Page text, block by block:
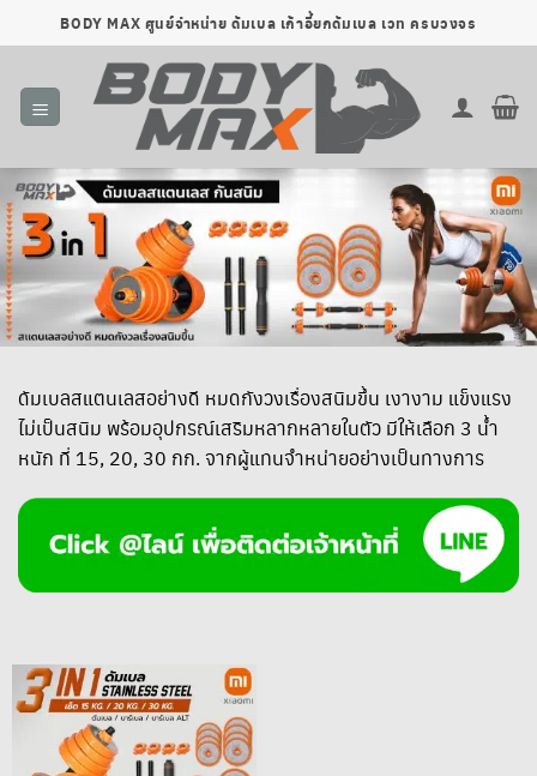
ไป
เนื้อหา
BODY MAX ศูนย์จำหน่าย ดัมเบล เก้าอี้ยกดัมเบล เวท ครบวงจร
ดัมเบลสแตนเลสอย่างดี หมดกังวงเรื่องสนิมขึ้น เงางาม แข็งแรง
ไม่เป็นสนิม พร้อมอุปกรณ์เสริมหลากหลายในตัว มีให้เลือก 3 น้ำ
หนัก ที่ 15, 20, 30 กก. จากผู้แทนจำหน่ายอย่างเป็นทางการ